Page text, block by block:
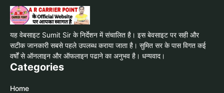
यह वेबसाइट Sumit Sir के निर्देशन में संचालित है। इस बेवसाइट पर सही और
सटीक जानकारी सबसे पहले उपलब्ध कराया जाता है। सुमित सर के पास विगत कई
वर्षों से ऑनलाइन और ऑफलाइन पढाने का अनुभव है। धन्यवाद।
Categories
Home